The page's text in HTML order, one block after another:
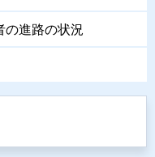
の進路の状況